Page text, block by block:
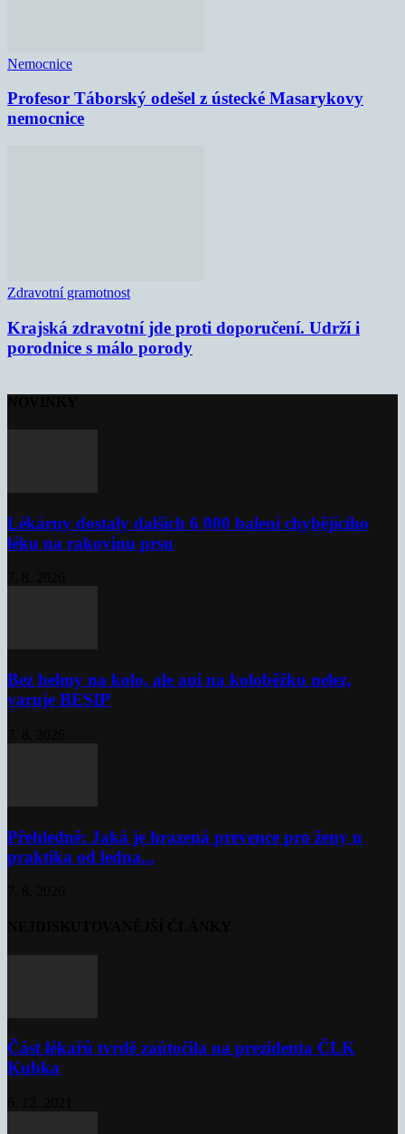
Nemocnice
Profesor Táborský odešel z ústecké Masarykovy
nemocnice
Zdravotní gramotnost
Krajská zdravotní jde proti doporučení. Udrží i
porodnice s málo porody
Lékárny dostaly dalších 6 000 balení chybějícího
léku na rakovinu prsu
Bez helmy na kolo, ale ani na koloběžku nelez,
varuje BESIP
Přehledně: Jaká je hrazená prevence pro ženy u
praktika od ledna...
Část lékařů tvrdě zaútočila na prezidenta ČLK
Kubka